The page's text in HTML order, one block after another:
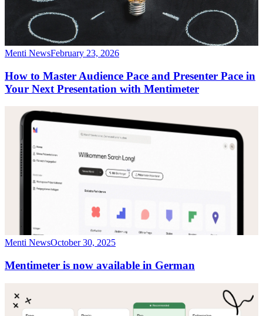
Menti NewsFebruary 23, 2026
How to Master Audience Pace and Presenter Pace in
Your Next Presentation with Mentimeter
Menti NewsOctober 30, 2025
Mentimeter is now available in German